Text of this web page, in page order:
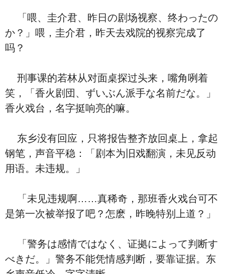
「喂、圭介君、昨日の剧场视察、终わったの
か？」喂，圭介君，昨天去戏院的视察完成了
吗？
刑事课的若林从对面桌探过头来，嘴角咧着
笑，「香火剧団、ずいぶん派手な名前だな。」
香火戏台，名字挺响亮的嘛。
东乡没有回应，只将报告整齐放回桌上，拿起
钢笔，声音平稳：「剧本为旧戏翻演，未见反动
用语。未违规。」
「未见违规啊……真稀奇，那班香火戏台可不
是第一次被举报了吧？怎麽，昨晚特别上道？」
「警务は感情ではなく、证拠によって判断す
べきだ。」警务不能凭情感判断，要靠证据。东